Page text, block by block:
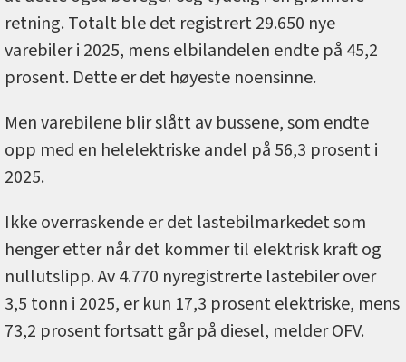
retning. Totalt ble det registrert 29.650 nye
varebiler i 2025, mens elbilandelen endte på 45,2
prosent. Dette er det høyeste noensinne.
Men varebilene blir slått av bussene, som endte
opp med en helelektriske andel på 56,3 prosent i
2025.
Ikke overraskende er det lastebilmarkedet som
henger etter når det kommer til elektrisk kraft og
nullutslipp. Av 4.770 nyregistrerte lastebiler over
3,5 tonn i 2025, er kun 17,3 prosent elektriske, mens
73,2 prosent fortsatt går på diesel, melder OFV.